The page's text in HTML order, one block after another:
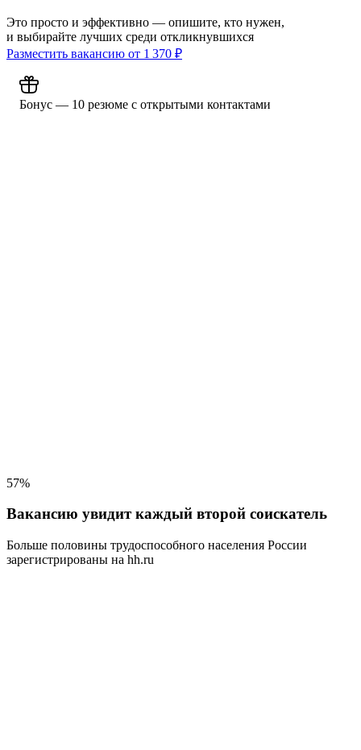
Это просто и эффективно — опишите, кто нужен,
и выбирайте лучших среди откликнувшихся
Разместить вакансию от 1 370 ₽
Бонус — 10 резюме с открытыми контактами
57%
Вакансию увидит каждый второй соискатель
Больше половины трудоспособного населения России
зарегистрированы на hh.ru